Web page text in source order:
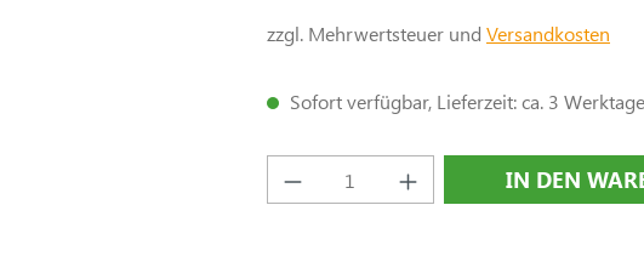
zzgl. Mehrwertsteuer und Versandkosten
Sofort verfügbar, Lieferzeit: ca. 3 Werktage
Produkt Anzahl: Gib den
IN DEN